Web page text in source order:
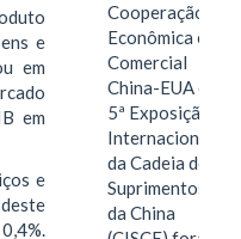
e
em
em
e
Cooperação
Econômica e
Comercial
China-EUA e a
5ª Exposição
Internacional
da Cadeia de
Suprimentos
da China